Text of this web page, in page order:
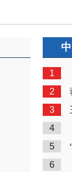
1
2
3
4
5
6